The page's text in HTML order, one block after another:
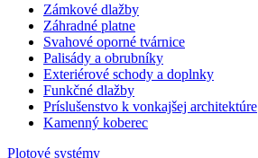
Zámkové dlažby
Záhradné platne
Svahové oporné tvárnice
Palisády a obrubníky
Exteriérové schody a doplnky
Funkčné dlažby
Príslušenstvo k vonkajšej architektúre
Kamenný koberec
Plotové systémy